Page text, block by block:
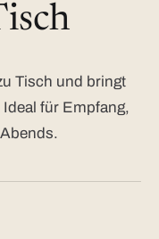
Tisch und bringt
für Empfang,